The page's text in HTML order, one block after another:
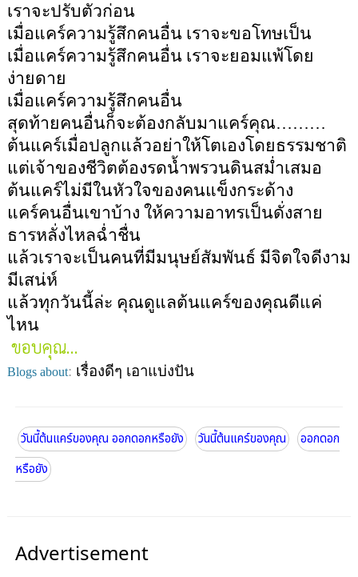
เราจะปรับตัวก่อน
เมื่อแคร์ความรู้สึกคนอื่น เราจะขอโทษเป็น
เมื่อแคร์ความรู้สึกคนอื่น เราจะยอมแพ้โดย
ง่ายดาย
เมื่อแคร์ความรู้สึกคนอื่น
สุดท้ายคนอื่นก็จะต้องกลับมาแคร์คุณ………
ต้นแคร์เมื่อปลูกแล้วอย่าให้โตเองโดยธรรมชาติ
แต่เจ้าของชีวิตต้องรดน้ำพรวนดินสม่ำเสมอ
ต้นแคร์ไม่มีในหัวใจของคนแข็งกระด้าง
แคร์คนอื่นเขาบ้าง ให้ความอาทรเป็นดั่งสาย
ธารหลั่งไหลฉ่ำชื่น
แล้วเราจะเป็นคนที่มีมนุษย์สัมพันธ์ มีจิตใจดีงาม
มีเสน่ห์
แล้วทุกวันนี้ล่ะ คุณดูแลต้นแคร์ของคุณดีแค่
ไหน
ขอบคุณ...
Blogs about: เรื่องดีๆ เอาแบ่งปัน
วันนี้ต้นแคร์ของคุณ ออกดอกหรือยัง วันนี้ต้นแคร์ของคุณ
ออกดอก
หรือยัง
Advertisement